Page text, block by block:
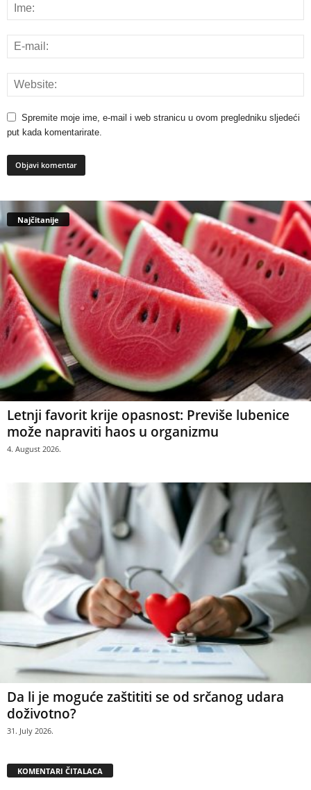
Spremite moje ime, e-mail i web stranicu u ovom pregledniku sljedeći
put kada komentarirate.
Najčitanije
Letnji favorit krije opasnost: Previše lubenice
može napraviti haos u organizmu
4. August 2026.
Da li je moguće zaštititi se od srčanog udara
doživotno?
31. July 2026.
KOMENTARI ČITALACA